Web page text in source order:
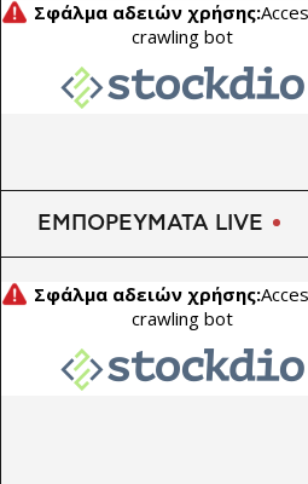
επιζωοτίες - 12,5 εκατ. ευρώ
επί πλέον στις 13
Περιφέρειες για μέτρα
βιοασφάλειας
ΕΜΠΟΡΕΥΜΑΤΑ LIVE